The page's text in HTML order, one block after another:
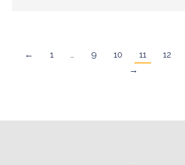
← 1 … 9 10 11 12
→